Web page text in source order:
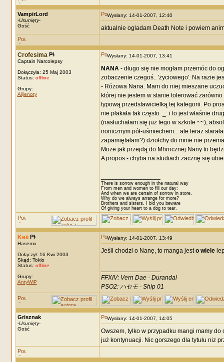
VampirLord
-Usunięty-
Gość
Wysłany: 14-01-2007, 12:40
aktualnie ogladam Death Note i powiem
Crofesima
Captain Narcolepsy
Dołączyła: 25 Maj 2003
Status: offline
Grupy:
Alijenoty
Wysłany: 14-01-2007, 13:41
NANA- długo się nie mogłam przemóc do
zobaczenie czegoś.. 'życiowego'. Na razie
- Różowa Nana. Mam do niej mieszane
której nie jestem w stanie tolerować
typową przedstawicielką tej kategorii. Po
nie płakała tak często ._. i to jest właśnie
(nasłuchałam się już tego w szkole ~~),
ironicznym pół-uśmiechem... ale teraz
zapamiętałam?) dziołchy do mnie nie
Może jak przejdą do Mhrocznej Nany to
A propos - chyba na studiach zacznę się
There is sorrow enough in the natural way
From men and women to fill our day;
And when we are certain of sorrow in store,
Why do we always arrange for more?
Brothers and sisters, I bid you beware
Of giving your heart to a dog to tear.
Keii
Hasemo
Dołączył: 16 Kwi 2003
Skąd: Tokio
Status: offline
Grupy:
AntyWiP
Wysłany: 14-01-2007, 13:49
Jeśli chodzi o Nanę, to manga jesto wiele
FFXIV: Vern Dae - Durandal
PSO2: ハセモ - Ship 01
Grisznak
-Usunięty-
Gość
Wysłany: 14-01-2007, 14:05
Owszem, tylko w przypadku mangi mamy
już kontynuacji. Nic gorszego dla tytułu niz